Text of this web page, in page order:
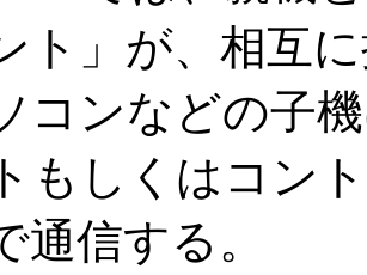
ト」が、相互
コンなどの子
もしくはコン
通信する。